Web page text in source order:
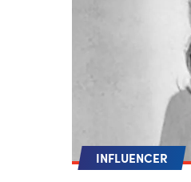
INFLUENCER